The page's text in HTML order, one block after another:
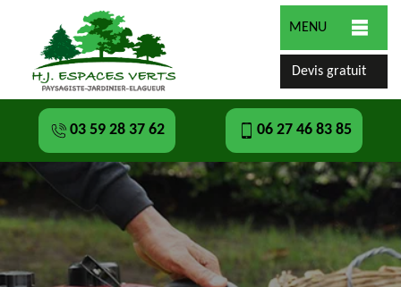
MENU
Devis gratuit
03 59 28 37 62 06 27 46 83 85